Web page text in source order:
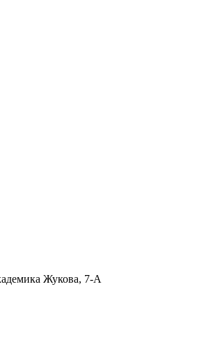
Жукова, 7-А